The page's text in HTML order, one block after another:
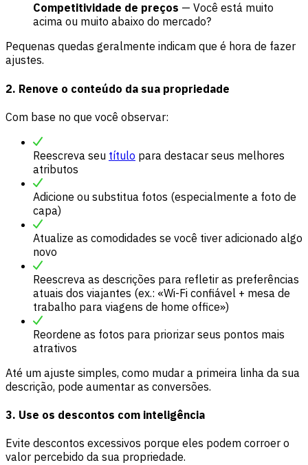
Competitividade de preços — Você está muito
acima ou muito abaixo do mercado?
Pequenas quedas geralmente indicam que é hora de fazer
ajustes.
2. Renove o conteúdo da sua propriedade
Com base no que você observar:
Reescreva seu título para destacar seus melhores
atributos
Adicione ou substitua fotos (especialmente a foto de
capa)
Atualize as comodidades se você tiver adicionado algo
novo
Reescreva as descrições para refletir as preferências
atuais dos viajantes (ex.: «Wi-Fi confiável + mesa de
trabalho para viagens de home office»)
Reordene as fotos para priorizar seus pontos mais
atrativos
Até um ajuste simples, como mudar a primeira linha da sua
descrição, pode aumentar as conversões.
3. Use os descontos com inteligência
Evite descontos excessivos porque eles podem corroer o
valor percebido da sua propriedade.